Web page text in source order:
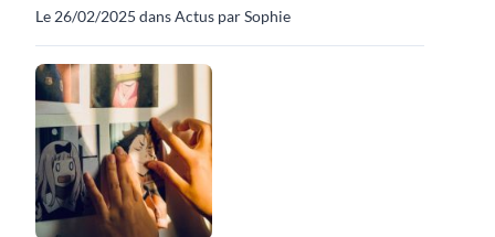
Le 26/02/2025 dans Actus par Sophie